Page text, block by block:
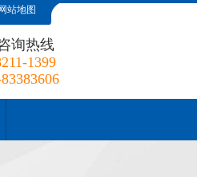
网站地图
询热线
1399